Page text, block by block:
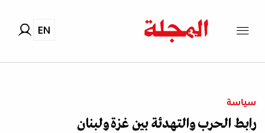
EN
سياسة
رابط الحرب والتهدئة بين غزة ولبنان